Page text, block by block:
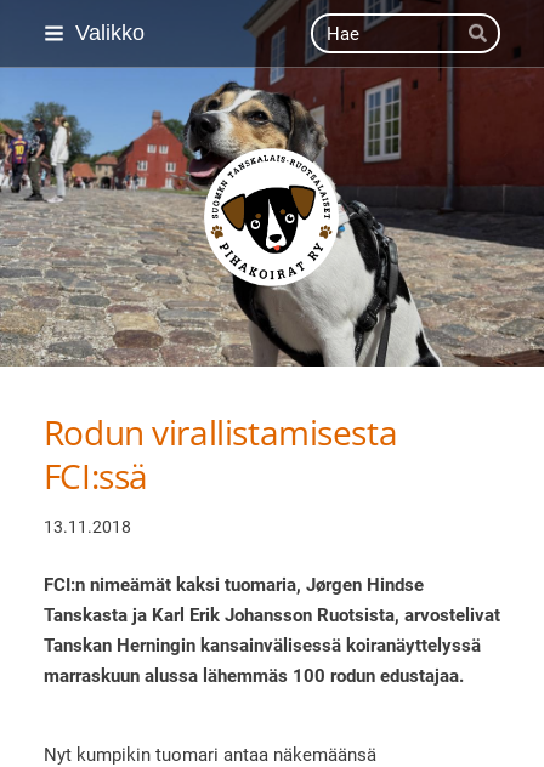
Siirry
Valikko Haku
Hae
Suomen Tanskalais-
Rodun virallistamisesta
FCI:ssä
13.11.2018
FCI:n nimeämät kaksi tuomaria, Jørgen Hindse
Tanskasta ja Karl Erik Johansson Ruotsista, arvostelivat
Tanskan Herningin kansainvälisessä koiranäyttelyssä
marraskuun alussa lähemmäs 100 rodun edustajaa.
Nyt kumpikin tuomari antaa näkemäänsä